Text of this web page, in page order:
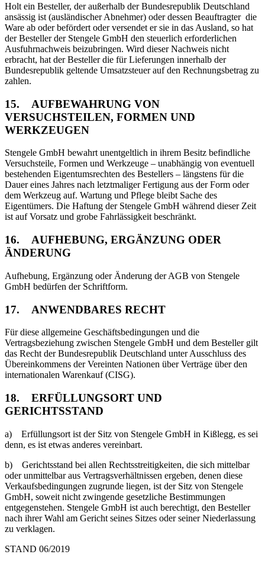
Holt ein Besteller, der außerhalb der Bundesrepublik Deutschland
ansässig ist (ausländischer Abnehmer) oder dessen Beauftragter die
Ware ab oder befördert oder versendet er sie in das Ausland, so hat
der Besteller der Stengele GmbH den steuerlich erforderlichen
Ausfuhrnachweis beizubringen. Wird dieser Nachweis nicht
erbracht, hat der Besteller die für Lieferungen innerhalb der
Bundesrepublik geltende Umsatzsteuer auf den Rechnungsbetrag zu
zahlen.
15. AUFBEWAHRUNG VON
VERSUCHSTEILEN, FORMEN UND
WERKZEUGEN
Stengele GmbH bewahrt unentgeltlich in ihrem Besitz befindliche
Versuchsteile, Formen und Werkzeuge – unabhängig von eventuell
bestehenden Eigentumsrechten des Bestellers – längstens für die
Dauer eines Jahres nach letztmaliger Fertigung aus der Form oder
dem Werkzeug auf. Wartung und Pflege bleibt Sache des
Eigentümers. Die Haftung der Stengele GmbH während dieser Zeit
ist auf Vorsatz und grobe Fahrlässigkeit beschränkt.
16. AUFHEBUNG, ERGÄNZUNG ODER
ÄNDERUNG
Aufhebung, Ergänzung oder Änderung der AGB von Stengele
GmbH bedürfen der Schriftform.
17. ANWENDBARES RECHT
Für diese allgemeine Geschäftsbedingungen und die
Vertragsbeziehung zwischen Stengele GmbH und dem Besteller gilt
das Recht der Bundesrepublik Deutschland unter Ausschluss des
Übereinkommens der Vereinten Nationen über Verträge über den
internationalen Warenkauf (CISG).
18. ERFÜLLUNGSORT UND
GERICHTSSTAND
a) Erfüllungsort ist der Sitz von Stengele GmbH in Kißlegg, es sei
denn, es ist etwas anderes vereinbart.
b) Gerichtsstand bei allen Rechtsstreitigkeiten, die sich mittelbar
oder unmittelbar aus Vertragsverhältnissen ergeben, denen diese
Verkaufsbedingungen zugrunde liegen, ist der Sitz von Stengele
GmbH, soweit nicht zwingende gesetzliche Bestimmungen
entgegenstehen. Stengele GmbH ist auch berechtigt, den Besteller
nach ihrer Wahl am Gericht seines Sitzes oder seiner Niederlassung
zu verklagen.
STAND 06/2019